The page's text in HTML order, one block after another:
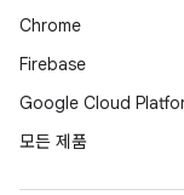
Chrome
Firebase
Google Cloud
모든 제품